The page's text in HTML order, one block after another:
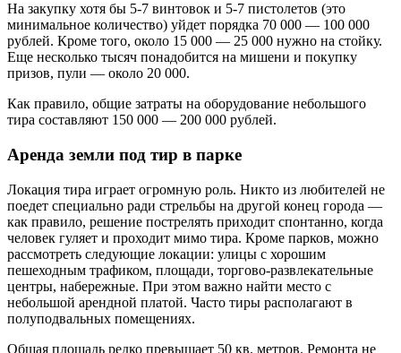
На закупку хотя бы 5-7 винтовок и 5-7 пистолетов (это
минимальное количество) уйдет порядка 70 000 — 100 000
рублей. Кроме того, около 15 000 — 25 000 нужно на стойку.
Еще несколько тысяч понадобится на мишени и покупку
призов, пули — около 20 000.
Как правило, общие затраты на оборудование небольшого
тира составляют 150 000 — 200 000 рублей.
Аренда земли под тир в парке
Локация тира играет огромную роль. Никто из любителей не
поедет специально ради стрельбы на другой конец города —
как правило, решение пострелять приходит спонтанно, когда
человек гуляет и проходит мимо тира. Кроме парков, можно
рассмотреть следующие локации: улицы с хорошим
пешеходным трафиком, площади, торгово-развлекательные
центры, набережные. При этом важно найти место с
небольшой арендной платой. Часто тиры располагают в
полуподвальных помещениях.
Общая площадь редко превышает 50 кв. метров. Ремонта не